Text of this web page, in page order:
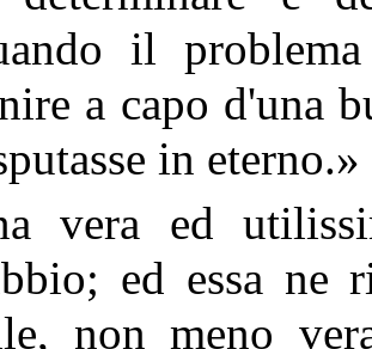
il
a capo d'una
in eterno.»
vera ed
ed essa ne
non meno